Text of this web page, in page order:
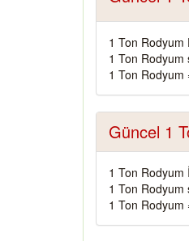
1 Ton
1 Ton Rodyum
1 Ton
Güncel 1
1 Ton
1 Ton Rodyum
1 Ton